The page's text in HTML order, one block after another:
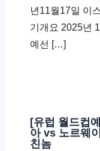
년11월17일 이
기개요 2025년
예선 […]
[유럽 월드컵
아 vs 노르웨
친놈